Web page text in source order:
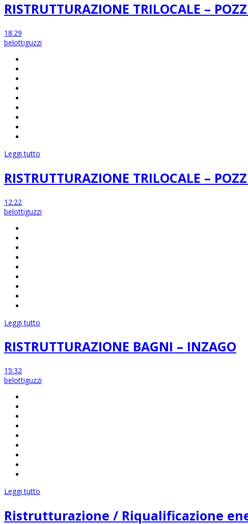
RISTRUTTURAZIONE TRILOCALE –
18:29
belottiguzzi
Leggi tutto
RISTRUTTURAZIONE TRILOCALE –
12:22
belottiguzzi
Leggi tutto
RISTRUTTURAZIONE BAGNI – INZAGO
15:32
belottiguzzi
Leggi tutto
Ristrutturazione / Riqualificazione